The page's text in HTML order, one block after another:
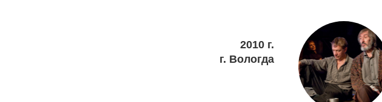
2010 г.
г. Вологда